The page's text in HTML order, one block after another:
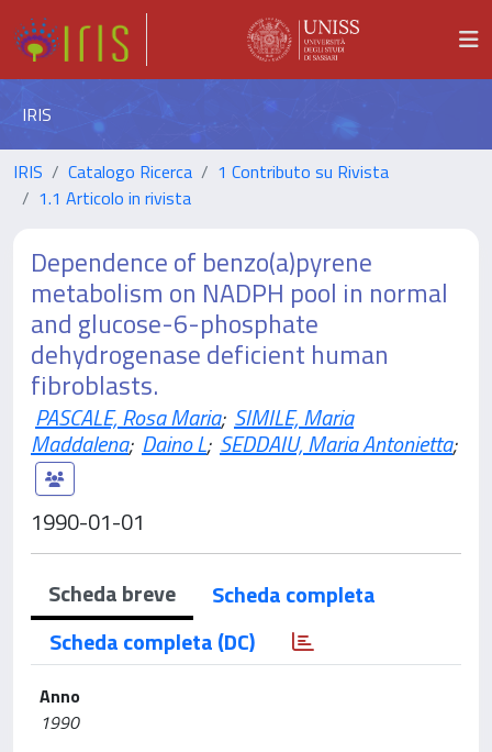
IRIS
IRIS Catalogo Ricerca
1 Contributo su Rivista
1.1 Articolo in rivista
Dependence of benzo(a)pyrene
metabolism on NADPH pool in normal
and glucose-6-phosphate
dehydrogenase deficient human
fibroblasts.
PASCALE, Rosa Maria; SIMILE, Maria
Maddalena; Daino L; SEDDAIU, Maria Antonietta;
1990-01-01
Scheda breve
Scheda completa
Scheda completa (DC)
Anno
1990